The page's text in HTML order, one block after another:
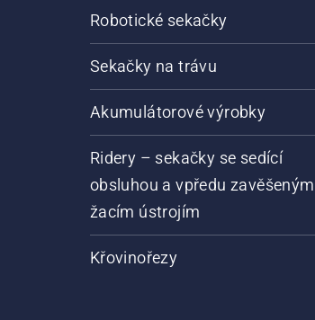
Robotické sekačky
Sekačky na trávu
Akumulátorové výrobky
Ridery – sekačky se sedící
obsluhou a vpředu zavěšeným
žacím ústrojím
Křovinořezy